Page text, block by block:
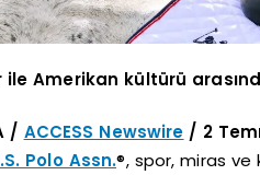
Amerikan kültürü
/ ACCESS Newswire / 2
Polo Assn.®, spor, miras